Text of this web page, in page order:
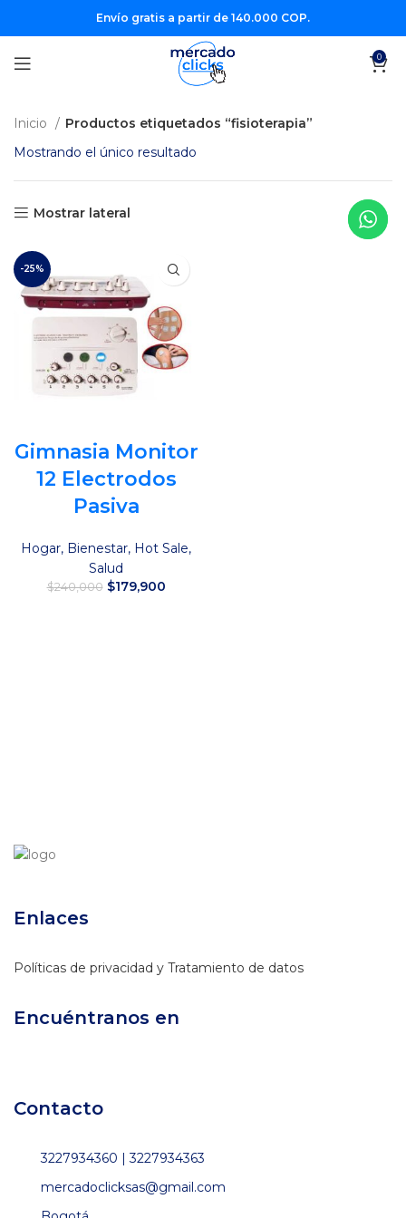
Envío gratis a partir de 140.000 COP.
0
Inicio
Productos etiquetados “fisioterapia”
Mostrando el único resultado
Mostrar lateral
-25%
Gimnasia Monitor
12 Electrodos
Pasiva
Hogar, Bienestar, Hot Sale,
Salud
$240,000 El
$179,900El
Enlaces
Políticas de privacidad y Tratamiento de datos
Encuéntranos en
Contacto
3227934360 | 3227934363
mercadoclicksas@gmail.com